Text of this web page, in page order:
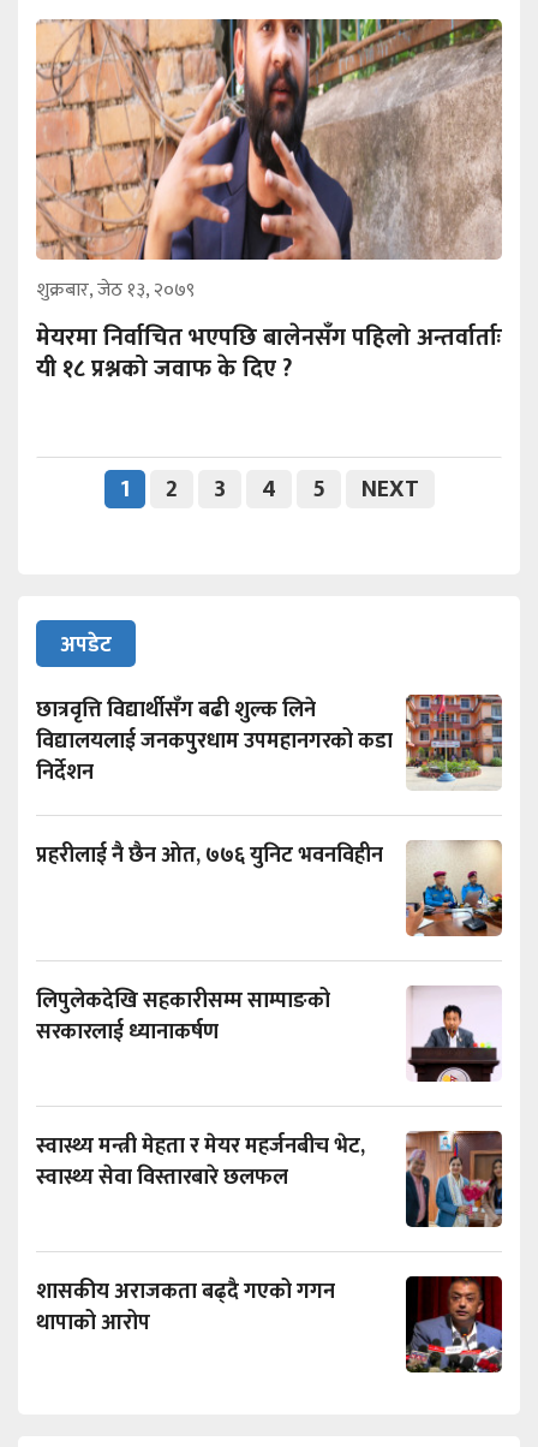
शुक्रबार, जेठ १३, २०७९
मेयरमा निर्वाचित भएपछि बालेनसँग पहिलो अन्तर्वार्ताः
यी १८ प्रश्नको जवाफ के दिए ?
1 2 3 4 5 NEXT
अपडेट
छात्रवृत्ति विद्यार्थीसँग बढी शुल्क लिने
विद्यालयलाई जनकपुरधाम उपमहानगरको कडा
निर्देशन
प्रहरीलाई नै छैन ओत, ७७६ युनिट भवनविहीन
लिपुलेकदेखि सहकारीसम्म साम्पाङको
सरकारलाई ध्यानाकर्षण
स्वास्थ्य मन्त्री मेहता र मेयर महर्जनबीच भेट,
स्वास्थ्य सेवा विस्तारबारे छलफल
शासकीय अराजकता बढ्दै गएको गगन
थापाको आरोप